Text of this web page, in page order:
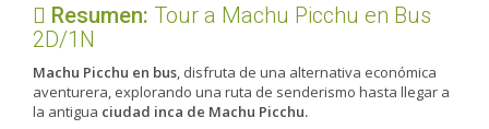
Resumen: ​Tour a Machu Picchu en Bus
2D/1N
Machu Picchu en bus , disfruta de una alternativa económica
aventurera, explorando una ruta de senderismo hasta llegar a
la antigua ciudad inca de Machu Picchu.